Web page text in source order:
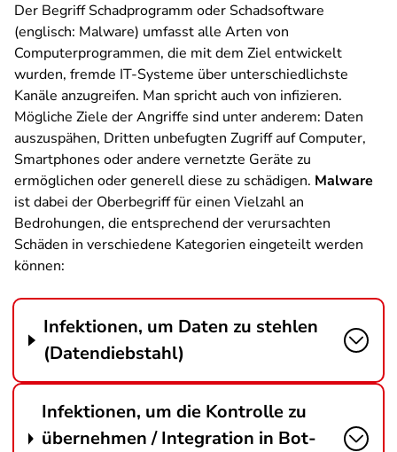
Der Begriff Schadprogramm oder Schadsoftware
(englisch: Malware) umfasst alle Arten von
Computerprogrammen, die mit dem Ziel entwickelt
wurden, fremde IT-Systeme über unterschiedlichste
Kanäle anzugreifen. Man spricht auch von infizieren.
Mögliche Ziele der Angriffe sind unter anderem: Daten
auszuspähen, Dritten unbefugten Zugriff auf Computer,
Smartphones oder andere vernetzte Geräte zu
ermöglichen oder generell diese zu schädigen. Malware
ist dabei der Oberbegriff für einen Vielzahl an
Bedrohungen, die entsprechend der verursachten
Schäden in verschiedene Kategorien eingeteilt werden
können:
Infektionen, um Daten zu stehlen
(Datendiebstahl)
Infektionen, um die Kontrolle zu
übernehmen / Integration in Bot-